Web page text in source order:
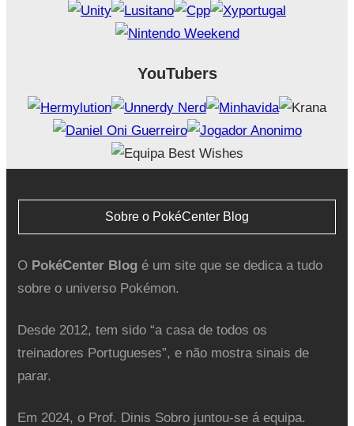
YouTubers
Sobre o PokéCenter Blog
O PokéCenter Blogé um site que se dedica a tudo
sobre o universo Pokémon.
Desde 2012, tem sido “a casa de todos os
treinadores Portugueses”, e não mostra sinais de
parar.
Em 2024, o Prof. Dinis Sobro juntou-se á equipa.